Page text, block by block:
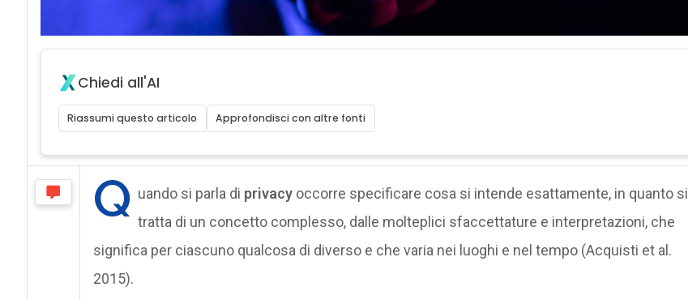
Chiedi all'AI
Riassumi questo articolo Approfondisci con altre fonti
Q uando si parla di privacyoccorre specificare cosa si intende esattamente, in quanto si
tratta di un concetto complesso, dalle molteplici sfaccettature e interpretazioni, che
significa per ciascuno qualcosa di diverso e che varia nei luoghi e nel tempo (Acquisti et al.
2015).